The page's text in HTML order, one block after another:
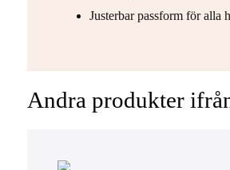
Justerbar passform för alla
Andra produkter